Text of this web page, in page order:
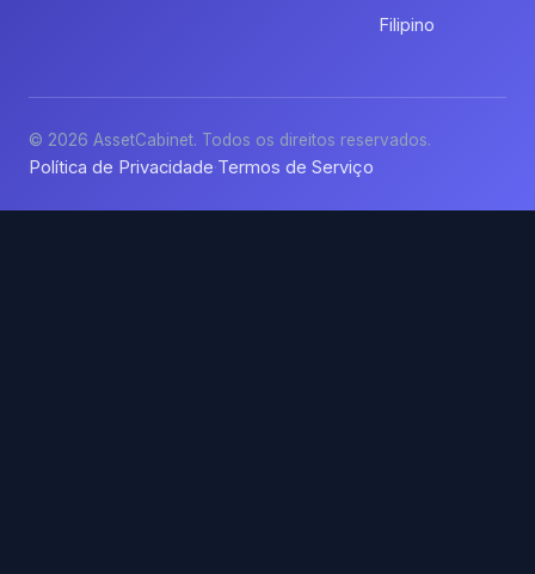
Filipino
© 2026 AssetCabinet. Todos os direitos reservados.
Política de Privacidade·Termos de Serviço